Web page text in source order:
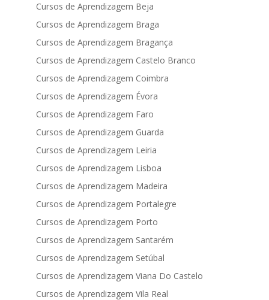
Cursos de Aprendizagem Beja
Cursos de Aprendizagem Braga
Cursos de Aprendizagem Bragança
Cursos de Aprendizagem Castelo Branco
Cursos de Aprendizagem Coimbra
Cursos de Aprendizagem Évora
Cursos de Aprendizagem Faro
Cursos de Aprendizagem Guarda
Cursos de Aprendizagem Leiria
Cursos de Aprendizagem Lisboa
Cursos de Aprendizagem Madeira
Cursos de Aprendizagem Portalegre
Cursos de Aprendizagem Porto
Cursos de Aprendizagem Santarém
Cursos de Aprendizagem Setúbal
Cursos de Aprendizagem Viana Do Castelo
Cursos de Aprendizagem Vila Real